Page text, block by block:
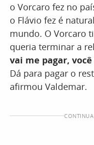
o Vorcaro fez no
o Flávio fez é
mundo. O Vorcaro
queria terminar a
vai me pagar,
Dá para pagar o
afirmou Valdemar.